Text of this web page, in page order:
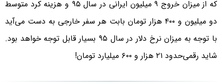
که از میزان خروج ۹ میلیون ایرانی در سال ۹۵ و هزینه کرد متوسط
دو میلیون و ۴۰۰ هزار تومان بابت هر سفر خارجی به دست می‌آید
با توجه به میزان نرخ دلار در سال ۹۵ بسیار قابل توجه خواهد بود.
شاید رقمی‌حدود ۲۱ هزار و ۶۰۰ میلیارد تومان!